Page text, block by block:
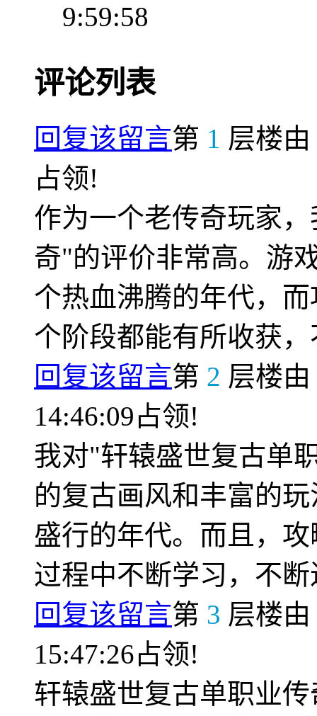
9:59:58
评论列表
回复该留言第 1 层楼由
占领!
作为一个老传奇玩家
奇"的评价非常高。游
个热血沸腾的年代，
个阶段都能有所收获
回复该留言第 2 层楼由
14:46:09占领!
我对"轩辕盛世复古单
的复古画风和丰富的
盛行的年代。而且，
过程中不断学习，不
回复该留言第 3 层楼由
15:47:26占领!
轩辕盛世复古单职业